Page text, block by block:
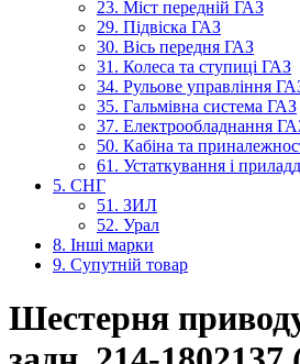
23. Міст передній ГАЗ
29. Підвіска ГАЗ
30. Вісь передня ГАЗ
31. Колеса та ступиці ГАЗ
34. Рульове управління
35. Гальмівна система ГАЗ
37. Електрообладнання
50. Кабіна та
61. Устаткування і
5. СНГ
51. ЗИЛ
52. Урал
8. Інші марки
9. Супутній товар
Шестерня